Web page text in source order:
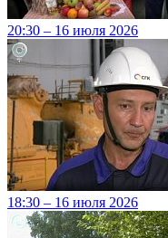
20:30 – 16 июля 2026
18:30 – 16 июля 2026